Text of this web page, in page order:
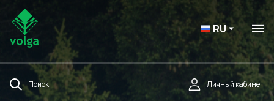
RU
Поиск Личный кабинет